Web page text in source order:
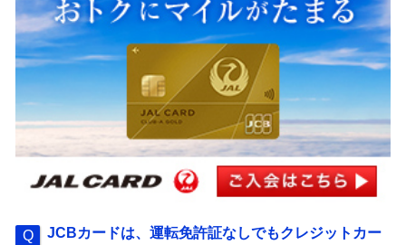
JCBカードは、運転免許証なしでもクレジットカー